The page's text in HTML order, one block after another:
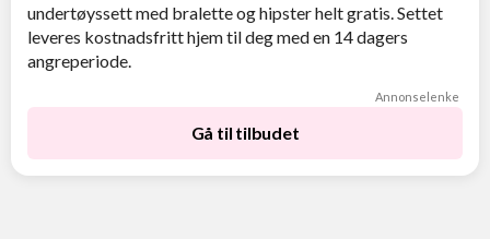
undertøyssett med bralette og hipster helt gratis. Settet
leveres kostnadsfritt hjem til deg med en 14 dagers
angreperiode.
Annonselenke
Gå til tilbudet